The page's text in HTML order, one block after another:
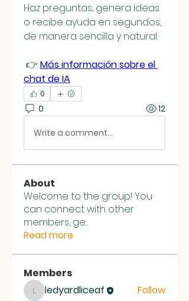
Haz preguntas, genera ideas
o recibe ayuda en segundos,
de manera sencilla y natural.
👉 Más información sobre el
chat de IA
0
0 12
Write a comment...
About
Welcome to the group! You
can connect with other
members, ge...
Read more
Members
ledyardliceaf
ledyardliceaf
Follow